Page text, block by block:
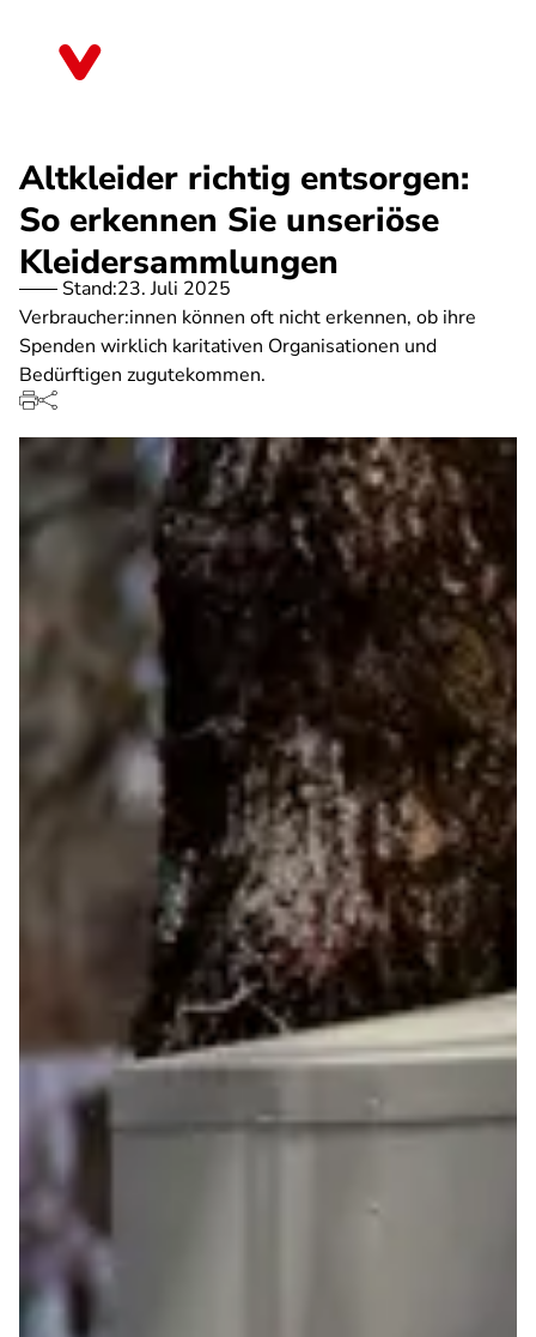
Altkleider richtig entsorgen:
So erkennen Sie unseriöse
Kleidersammlungen
Stand:23. Juli 2025
Verbraucher:innen können oft nicht erkennen, ob ihre
Spenden wirklich karitativen Organisationen und
Bedürftigen zugutekommen.